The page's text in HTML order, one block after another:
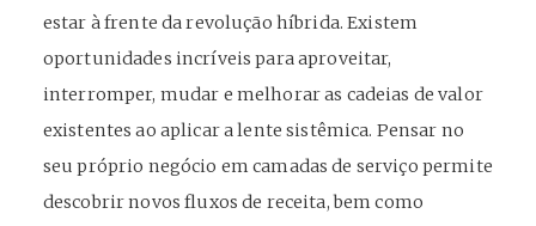
estar à frente da revolução híbrida. Existem
oportunidades incríveis para aproveitar,
interromper, mudar e melhorar as cadeias de valor
existentes ao aplicar a lente sistêmica. Pensar no
seu próprio negócio em camadas de serviço permite
descobrir novos fluxos de receita, bem como